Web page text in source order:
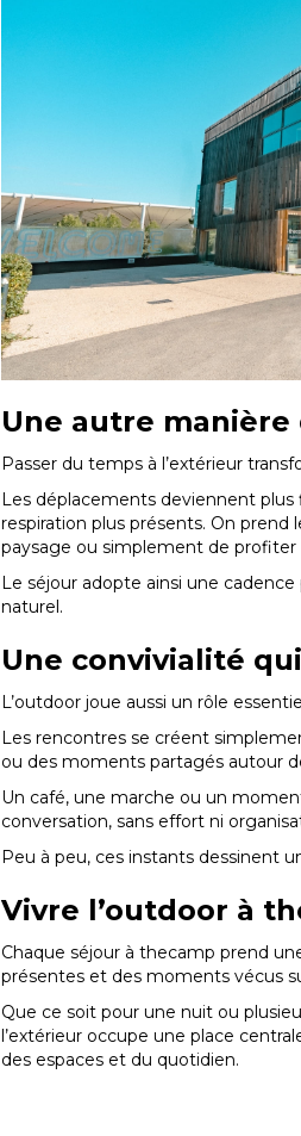
Une autre manière
Passer du temps à l’extérieur
Les déplacements deviennent plus
respiration plus présents. On prend
paysage ou simplement de profiter
Le séjour adopte ainsi une
naturel.
Une convivialité
L’outdoor joue aussi un rôle
Les rencontres se créent
ou des moments partagés autour
Un café, une marche ou un
conversation, sans effort ni
Peu à peu, ces instants dessinent
Vivre l’outdoor à
Chaque séjour à thecamp prend
présentes et des moments vécus
Que ce soit pour une nuit ou
l’extérieur occupe une place
des espaces et du quotidien.